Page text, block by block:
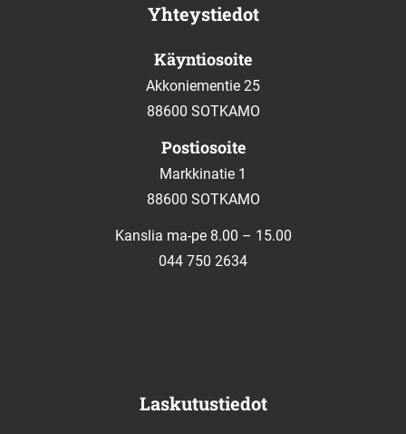
Yhteystiedot
Käyntiosoite
Akkoniementie 25
88600 SOTKAMO
Postiosoite
Markkinatie 1
88600 SOTKAMO
Kanslia ma-pe 8.00 – 15.00
044 750 2634
Laskutustiedot